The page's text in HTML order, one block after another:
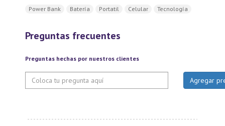
Power Bank Batería Portatil Celular Tecnología
Preguntas frecuentes
Preguntas hechas por nuestros clientes